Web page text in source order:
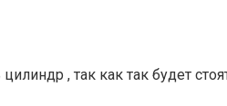
, так как так будет